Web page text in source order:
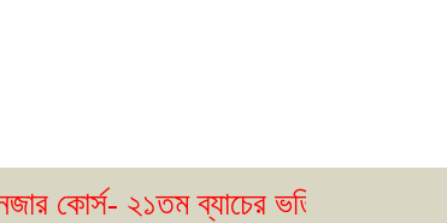
ব্যাচের ভর্তি বিজ্ঞপ্তি প্রকাশ। (